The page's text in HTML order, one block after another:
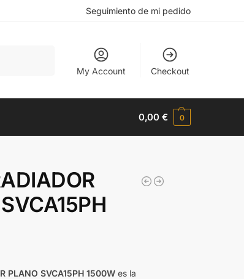
Seguimiento de mi pedido
My Account Checkout
0,00€ 0
PLANO SVCA15PH 1500W es la